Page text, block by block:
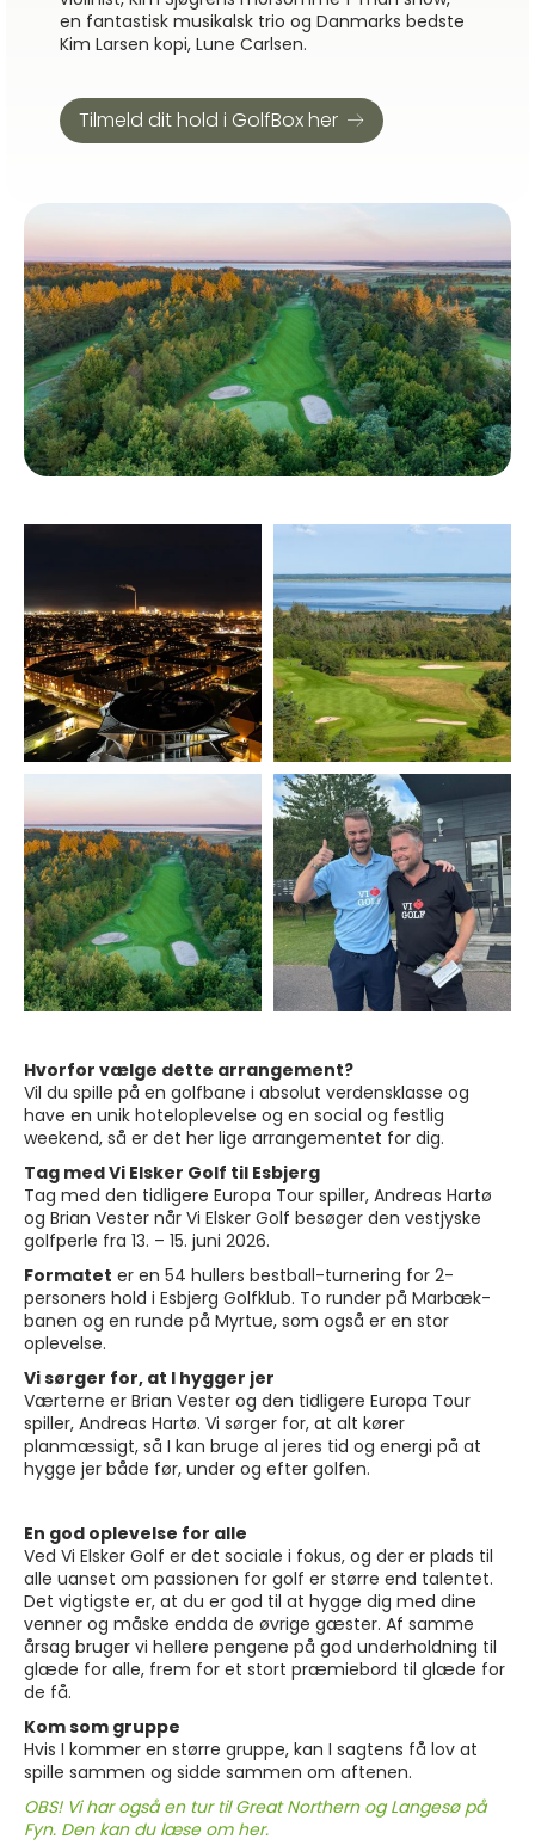
en fantastisk musikalsk trio og Danmarks bedste
Kim Larsen kopi, Lune Carlsen.
Tilmeld dit hold i GolfBox her
Hvorfor vælge dette arrangement?
Vil du spille på en golfbane i absolut verdensklasse og
have en unik hoteloplevelse og en social og festlig
weekend, så er det her lige arrangementet for dig.
Tag med Vi Elsker Golf til Esbjerg
Tag med den tidligere Europa Tour spiller, Andreas Hartø
og Brian Vester når Vi Elsker Golf besøger den vestjyske
golfperle fra 13. – 15. juni 2026.
Formatet er en 54 hullers bestball-turnering for 2-
personers hold i Esbjerg Golfklub. To runder på Marbæk-
banen og en runde på Myrtue, som også er en stor
oplevelse.
Vi sørger for, at I hygger jer
Værterne er Brian Vester og den tidligere Europa Tour
spiller, Andreas Hartø. Vi sørger for, at alt kører
planmæssigt, så I kan bruge al jeres tid og energi på at
hygge jer både før, under og efter golfen.
En god oplevelse for alle
Ved Vi Elsker Golf er det sociale i fokus, og der er plads til
alle uanset om passionen for golf er større end talentet.
Det vigtigste er, at du er god til at hygge dig med dine
venner og måske endda de øvrige gæster. Af samme
årsag bruger vi hellere pengene på god underholdning til
glæde for alle, frem for et stort præmiebord til glæde for
de få.
Kom som gruppe
Hvis I kommer en større gruppe, kan I sagtens få lov at
spille sammen og sidde sammen om aftenen.
OBS! Vi har også en tur til Great Northern og Langesø på
Fyn. Den kan du læse om her.